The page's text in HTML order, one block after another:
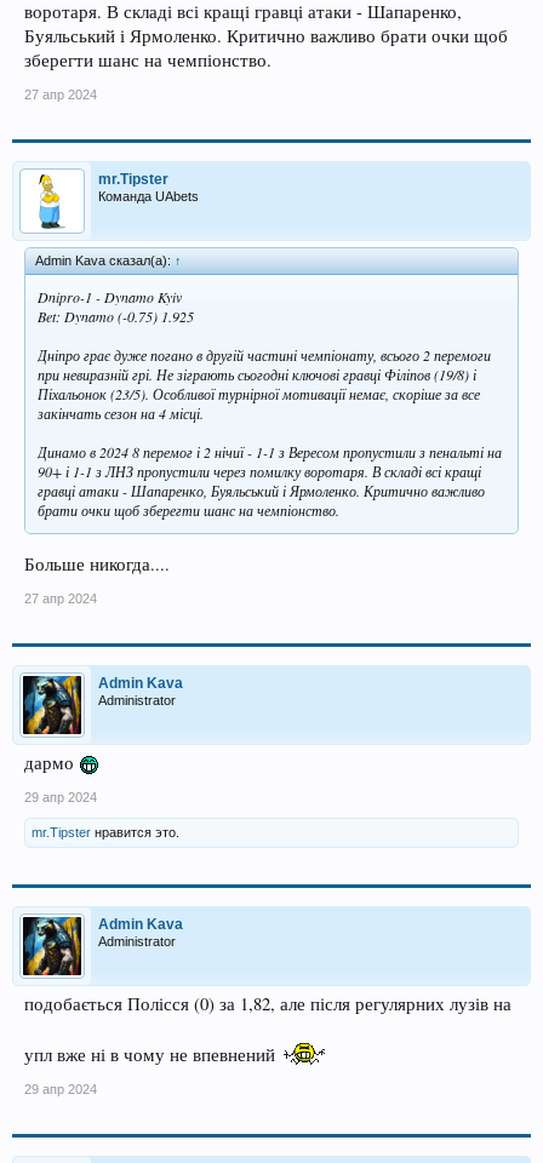
воротаря. В складі всі кращі гравці атаки - Шапаренко,
Буяльський і Ярмоленко. Критично важливо брати очки щоб
зберегти шанс на чемпіонство.
27 апр 2024
mr.Tipster
Команда UAbets
Admin Kava сказал(а): ↑
Dnipro-1 - Dynamo Kyiv
Bet: Dynamo (-0.75) 1.925
Дніпро грає дуже погано в другій частині чемпіонату, всього 2 перемоги
при невиразній грі. Не зіграють сьогодні ключові гравці Філіпов (19/8) і
Піхальонок (23/5). Особливої турнірної мотивації немає, скоріше за все
закінчать сезон на 4 місці.
Динамо в 2024 8 перемог і 2 нічиї - 1-1 з Вересом пропустили з пенальті на
90+ і 1-1 з ЛНЗ пропустили через помилку воротаря. В складі всі кращі
гравці атаки - Шапаренко, Буяльський і Ярмоленко. Критично важливо
брати очки щоб зберегти шанс на чемпіонство.
Больше никогда....
27 апр 2024
Admin Kava
Administrator
дармо
29 апр 2024
mr.Tipster нравится это.
Admin Kava
Administrator
подобається Полісся (0) за 1,82, але після регулярних лузів на
упл вже ні в чому не впевнений
29 апр 2024